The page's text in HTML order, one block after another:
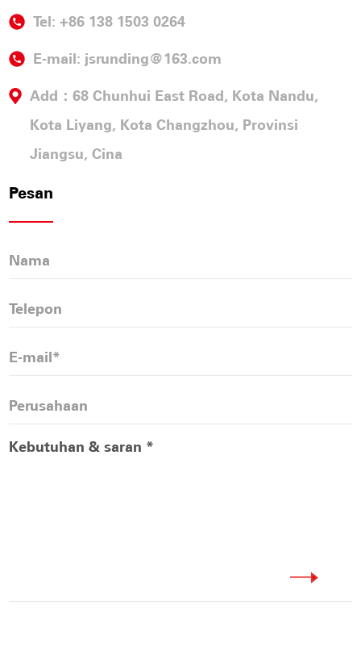
Tel: +86 138 1503 0264
E-mail: jsrunding@163.com
Add：68 Chunhui East Road, Kota Nandu,
Kota Liyang, Kota Changzhou, Provinsi
Jiangsu, Cina
Pesan